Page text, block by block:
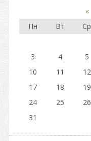
«
Пн
Вт Ср
3
4 5
10
11 12
17
18 19
24
25 26
31